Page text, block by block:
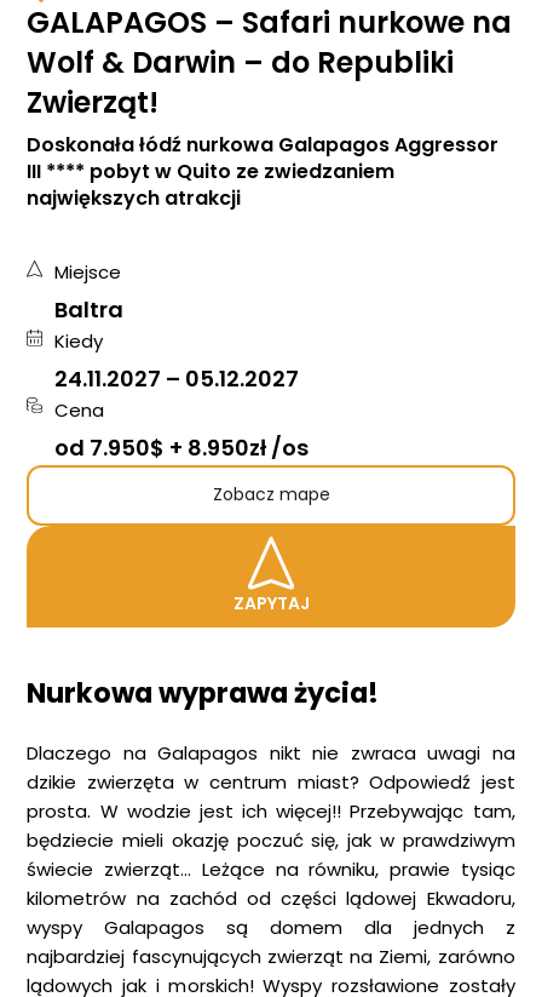
GALAPAGOS – Safari nurkowe na
Wolf & Darwin – do Republiki
Zwierząt!
Doskonała łódź nurkowa Galapagos Aggressor
III **** pobyt w Quito ze zwiedzaniem
największych atrakcji
Miejsce
Baltra
Zobacz mape
ZAPYTAJ
Kiedy
24.11.2027 – 05.12.2027
Cena
od 7.950$ + 8.950zł /os
Nurkowa wyprawa życia!
Dlaczego na Galapagos nikt nie zwraca uwagi na
dzikie zwierzęta w centrum miast? Odpowiedź jest
prosta. W wodzie jest ich więcej!! Przebywając tam,
będziecie mieli okazję poczuć się, jak w prawdziwym
świecie zwierząt… Leżące na równiku, prawie tysiąc
kilometrów na zachód od części lądowej Ekwadoru,
wyspy Galapagos są domem dla jednych z
najbardziej fascynujących zwierząt na Ziemi, zarówno
lądowych jak i morskich! Wyspy rozsławione zostały